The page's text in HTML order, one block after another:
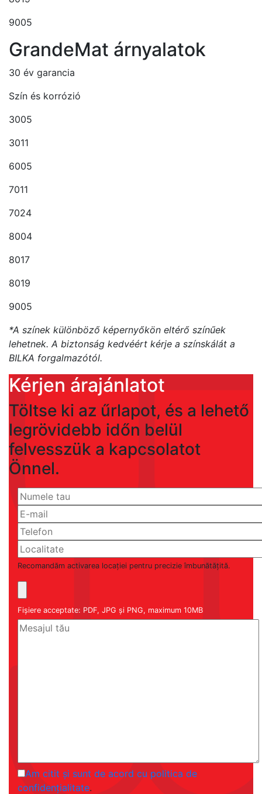
9005
GrandeMat árnyalatok
30 év garancia
Szín és korrózió
3005
3011
6005
7011
7024
8004
8017
8019
9005
*A színek különböző képernyőkön eltérő színűek
lehetnek. A biztonság kedvéért kérje a színskálát a
BILKA forgalmazótól.
Kérjen árajánlatot
Töltse ki az űrlapot, és a lehető
legrövidebb időn belül
felvesszük a kapcsolatot
Önnel.
Recomandăm activarea locației pentru precizie îmbunătățită.
Fișiere acceptate: PDF, JPG și PNG, maximum 10MB
Am citit și sunt de acord cu politica de
confidențialitate.